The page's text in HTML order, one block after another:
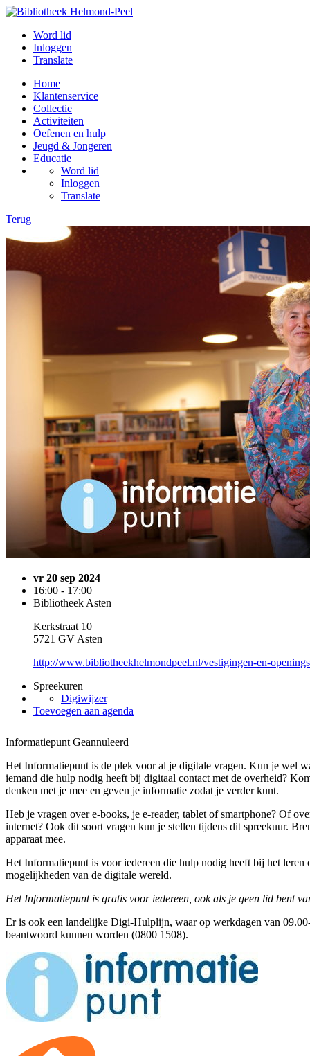
Word lid
Inloggen
Translate
Home
Klantenservice
Collectie
Activiteiten
Oefenen en hulp
Jeugd & Jongeren
Educatie
Word lid
Inloggen
Translate
Terug
vr 20 sep 2024
16:00 - 17:00
Bibliotheek Asten
Kerkstraat 10
5721 GV Asten
http://www.bibliotheekhelmondpeel.nl/vestigingen-en-
Spreekuren
Digiwijzer
Toevoegen aan agenda
Informatiepunt Geannuleerd
Het Informatiepunt is de plek voor al je digitale vragen. Kun je wel
iemand die hulp nodig heeft bij digitaal contact met de overheid?
denken met je mee en geven je informatie zodat je verder kunt.
Heb je vragen over e-books, je e-reader, tablet of smartphone? Of
internet? Ook dit soort vragen kun je stellen tijdens dit spreekuur.
apparaat mee.
Het Informatiepunt is voor iedereen die hulp nodig heeft bij het leren
mogelijkheden van de digitale wereld.
Het Informatiepunt is gratis voor iedereen, ook als je geen lid bent
Er is ook een landelijke Digi-Hulplijn, waar op werkdagen van
beantwoord kunnen worden (0800 1508).